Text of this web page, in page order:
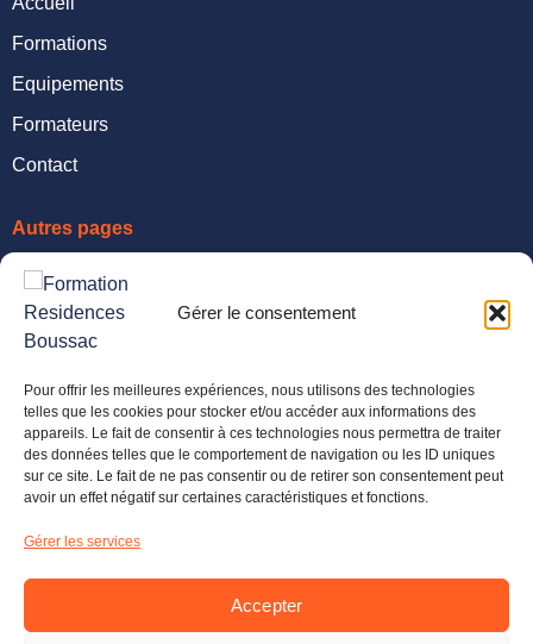
Gérer le consentement
Pour offrir les meilleures expériences, nous utilisons des technologies
telles que les cookies pour stocker et/ou accéder aux informations des
appareils. Le fait de consentir à ces technologies nous permettra de traiter
des données telles que le comportement de navigation ou les ID uniques
sur ce site. Le fait de ne pas consentir ou de retirer son consentement peut
avoir un effet négatif sur certaines caractéristiques et fonctions.
Gérer les services
Accepter
Formations
Equipements
Formateurs
Contact
Autres pages
CGV
Politique De Confidentialité
Contact
11 Rue Aristide Briand, 88000 Épinal
Contact@residences-Boussac.fr